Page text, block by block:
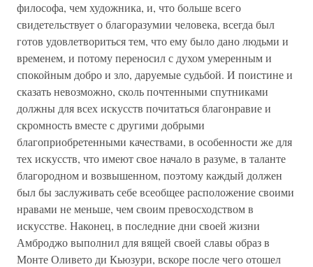
философа, чем художника, и, что больше всего
свидетельствует о благоразумии человека, всегда был
готов удовлетвориться тем, что ему было дано людьми и
временем, и потому переносил с духом умеренным и
спокойным добро и зло, даруемые судьбой. И поистине и
сказать невозможно, сколь почтенными спутниками
должны для всех искусств почитаться благонравие и
скромность вместе с другими добрыми
благоприобретенными качествами, в особенности же для
тех искусств, что имеют свое начало в разуме, в таланте
благородном и возвышенном, поэтому каждый должен
был бы заслуживать себе всеобщее расположение своими
нравами не меньше, чем своим превосходством в
искусстве. Наконец, в последние дни своей жизни
Амброджо выполнил для вящей своей славы образ в
Монте Оливето ди Кьюзури, вскоре после чего отошел